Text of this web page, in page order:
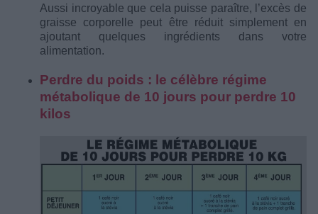
Aussi incroyable que cela puisse paraître, l’excès de
graisse corporelle peut être réduit simplement en
ajoutant quelques ingrédients dans votre
alimentation.
Perdre du poids : le célèbre régime
métabolique de 10 jours pour perdre 10
kilos